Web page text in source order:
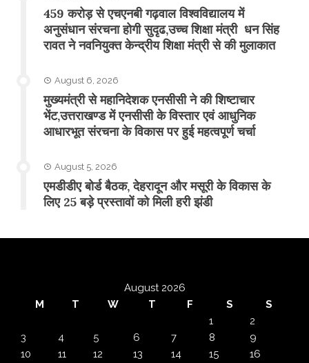
459 करोड़ से एचएनबी गढ़वाल विश्वविद्यालय में
अनुसंधान संरचना होगी सुदृढ,उच्च शिक्षा मंत्री धन सिंह
रावत ने नवनियुक्त केन्द्रीय शिक्षा मंत्री से की मुलाकात
August 6, 2026
मुख्यमंत्री से महानिदेशक एनसीसी ने की शिष्टाचार
भेंट,उत्तराखण्ड में एनसीसी के विस्तार एवं आधुनिक
आधारभूत संरचना के विकास पर हुई महत्वपूर्ण चर्चा
August 5, 2026
एमडीडीए बोर्ड बैठक, देहरादून और मसूरी के विकास के
लिए 25 बड़े प्रस्तावों को मिली हरी झंडी
August 2026
M
T W T F S
S
1
2
3
4 5 6 7 8
9
10
11 12 13 14 15
16